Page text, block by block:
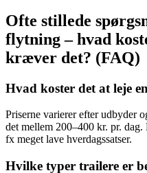
Ofte stillede
flytning – hvad
kræver det? (FAQ)
Hvad koster det at leje
Priserne varierer efter udbyder
det mellem 200–400 kr. pr.
fx meget lave hverdagssatser.
Hvilke typer trailere er